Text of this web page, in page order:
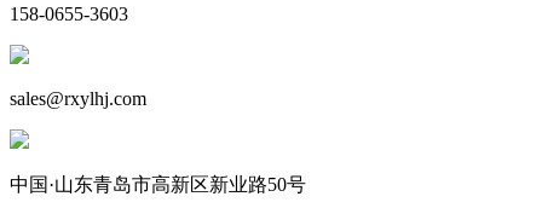
158-0655-3603
sales@rxylhj.com
中国·山东青岛市高新区新业路50号